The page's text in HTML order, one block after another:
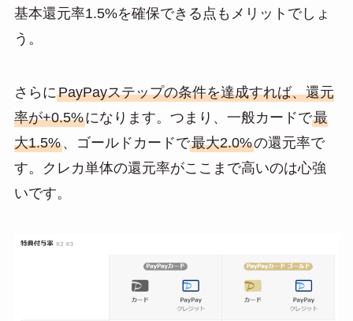
基本還元率1.5%を確保できる点もメリットでしょ
う。
さらにPayPayステップの条件を達成すれば、還元
率が+0.5%になります。つまり、一般カードで最
大1.5%、ゴールドカードで最大2.0%の還元率で
す。クレカ単体の還元率がここまで高いのは心強
いです。